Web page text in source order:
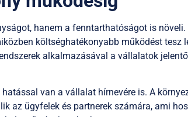
hanem a fenntarthatóságot is
költséghatékonyabb működést tesz
alkalmazásával a vállalatok
van a vállalat hírnevére is. A
az ügyfelek és partnerek számára, ami